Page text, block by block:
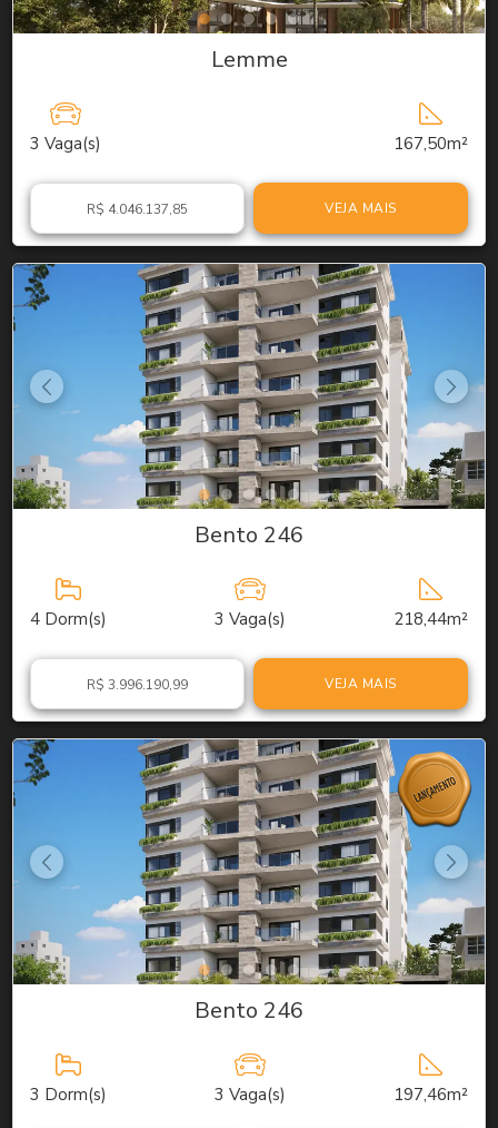
Lemme
3 Vaga(s) 167,50m²
R$ 4.046.137,85 VEJA MAIS
Bento 246
4 Dorm(s) 3 Vaga(s) 218,44m²
R$ 3.996.190,99 VEJA MAIS
Bento 246
3 Dorm(s) 3 Vaga(s) 197,46m²